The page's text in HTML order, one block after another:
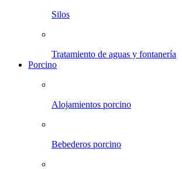
Silos
Tratamiento de aguas y fontanería
Porcino
Alojamientos porcino
Bebederos porcino